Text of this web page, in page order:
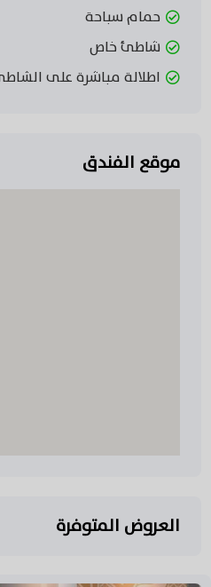
حمام سباحة
شاطئ خاص
اطلالة مباشرة على الشاطئ
موقع الفندق
العروض المتوفرة